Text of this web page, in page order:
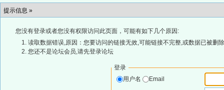
提示信息 »
您没有登录或者您没有权限访问此页面，可能有如下几个原因:
读取数据错误,原因：您要访问的链接无效,可能链接不完整,或数据已被删
您还不是论坛会员,请先登录论坛
登录
用户名
Email